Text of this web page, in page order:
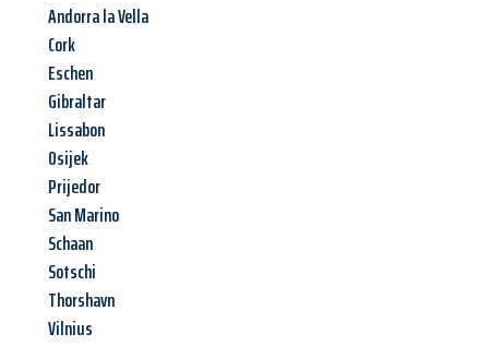
Andorra la Vella
Cork
Eschen
Gibraltar
Lissabon
Osijek
Prijedor
San Marino
Schaan
Sotschi
Thorshavn
Vilnius